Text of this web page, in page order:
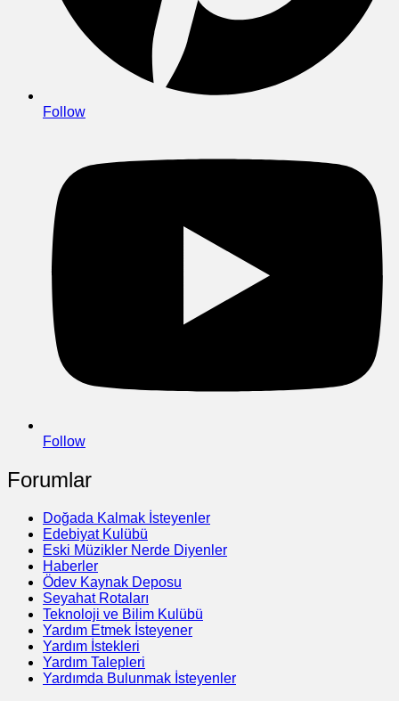
Follow
Follow
Forumlar
Doğada Kalmak İsteyenler
Edebiyat Kulübü
Eski Müzikler Nerde Diyenler
Haberler
Ödev Kaynak Deposu
Seyahat Rotaları
Teknoloji ve Bilim Kulübü
Yardım Etmek İsteyener
Yardım İstekleri
Yardım Talepleri
Yardımda Bulunmak İsteyenler